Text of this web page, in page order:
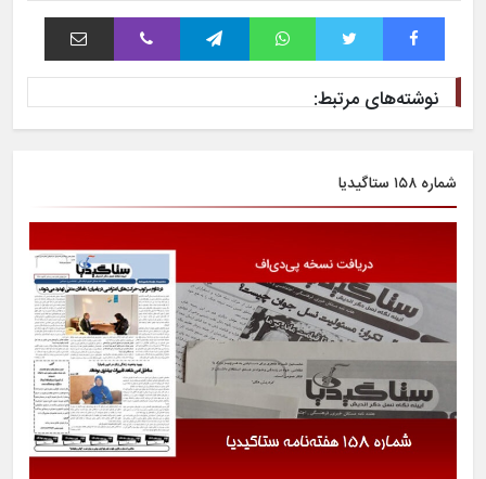
فیس بوک توییتر واتس آپ تلگرام وایبر اشتراک با ایمیل
نوشته‌های مرتبط:
شماره ۱۵۸ ستاگیدیا